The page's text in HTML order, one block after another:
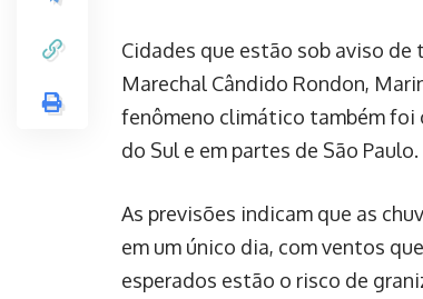
Cidades que estão sob aviso
Marechal Cândido Rondon,
fenômeno climático também foi
do Sul e em partes de São Paulo.
As previsões indicam que as
em um único dia, com ventos
esperados estão o risco de